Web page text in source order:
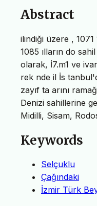
Abstract
ilindiği üzere ,
1085 ılların do
olarak, İ7.m1 ve
rek nde il İs
zayıf ta arını
Denizi sahillerine
Midilli, Sisam,
Keywords
Selçuklu
Çağındaki
İzmir Türk